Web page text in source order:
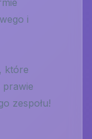
i
które
zespołu!